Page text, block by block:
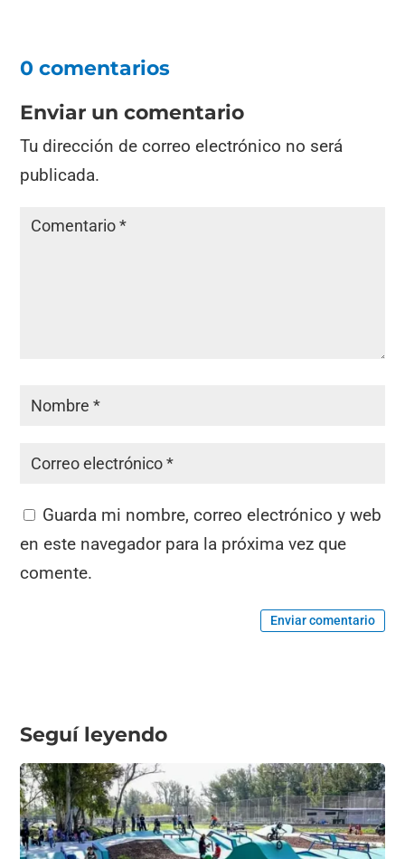
0 comentarios
Enviar un comentario
Tu dirección de correo electrónico no será
publicada.
Guarda mi nombre, correo electrónico y web
en este navegador para la próxima vez que
comente.
Enviar comentario
Seguí leyendo